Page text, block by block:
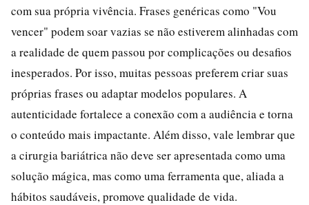
com sua própria vivência. Frases genéricas como "Vou
vencer" podem soar vazias se não estiverem alinhadas com
a realidade de quem passou por complicações ou desafios
inesperados. Por isso, muitas pessoas preferem criar suas
próprias frases ou adaptar modelos populares. A
autenticidade fortalece a conexão com a audiência e torna
o conteúdo mais impactante. Além disso, vale lembrar que
a cirurgia bariátrica não deve ser apresentada como uma
solução mágica, mas como uma ferramenta que, aliada a
hábitos saudáveis, promove qualidade de vida.